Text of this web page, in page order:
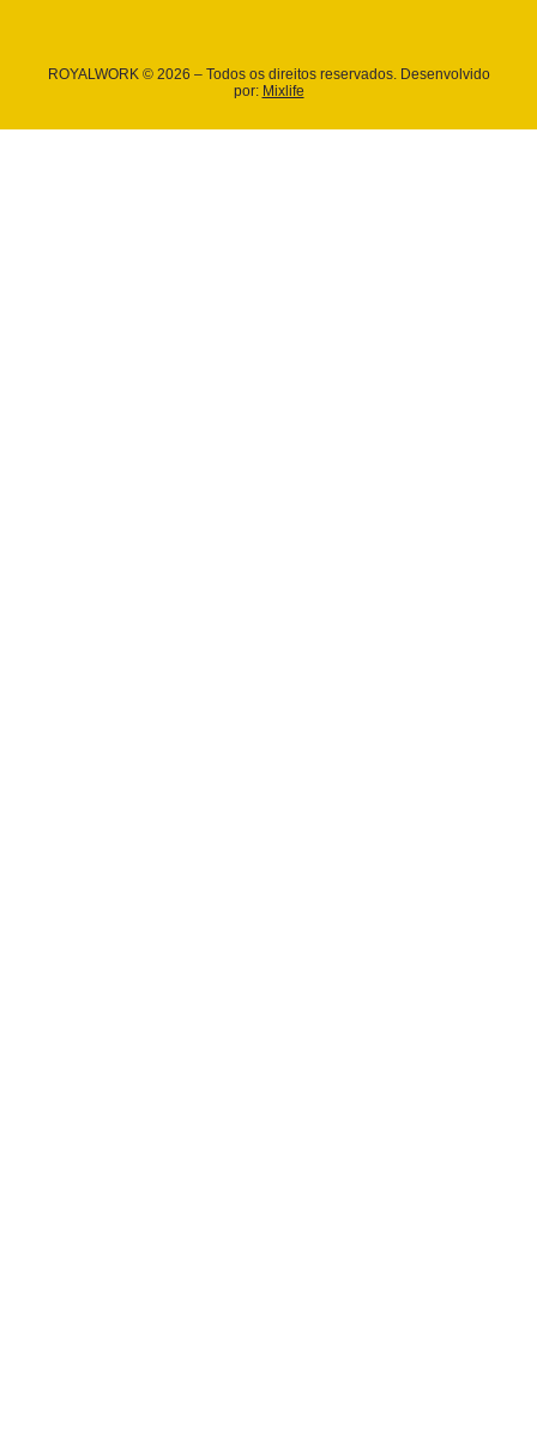
ROYALWORK © 2026 – Todos os direitos reservados. Desenvolvido
por: Mixlife